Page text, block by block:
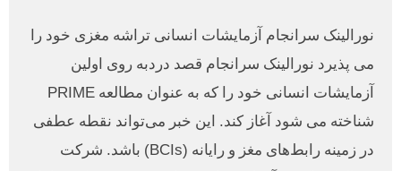
نورالینک سرانجام آزمایشات انسانی تراشه مغزی خود را
می پذیرد نورالینک سرانجام قصد دردبه روی اولین
آزمایشات انسانی خود را که به عنوان مطالعه PRIME
شناخته می شود آغاز کند. این خبر می‌تواند نقطه عطفی
در زمینه رابط‌های مغز و رایانه (BCIs) باشد. شرکت